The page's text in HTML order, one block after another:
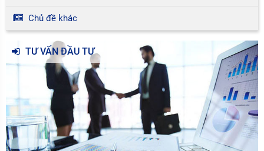
Chủ đề khác
TƯ VẤN ĐẦU TƯ